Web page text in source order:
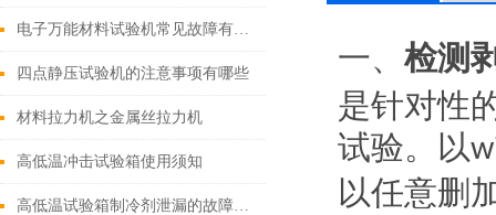
电子万能材料试验机常见故障有哪些？
四点静压试验机的注意事项有哪些
材料拉力机之金属丝拉力机
高低温冲击试验箱使用须知
高低温试验箱制冷剂泄漏的故障处理
一、 检测
是针对性
试验。以
以任意删